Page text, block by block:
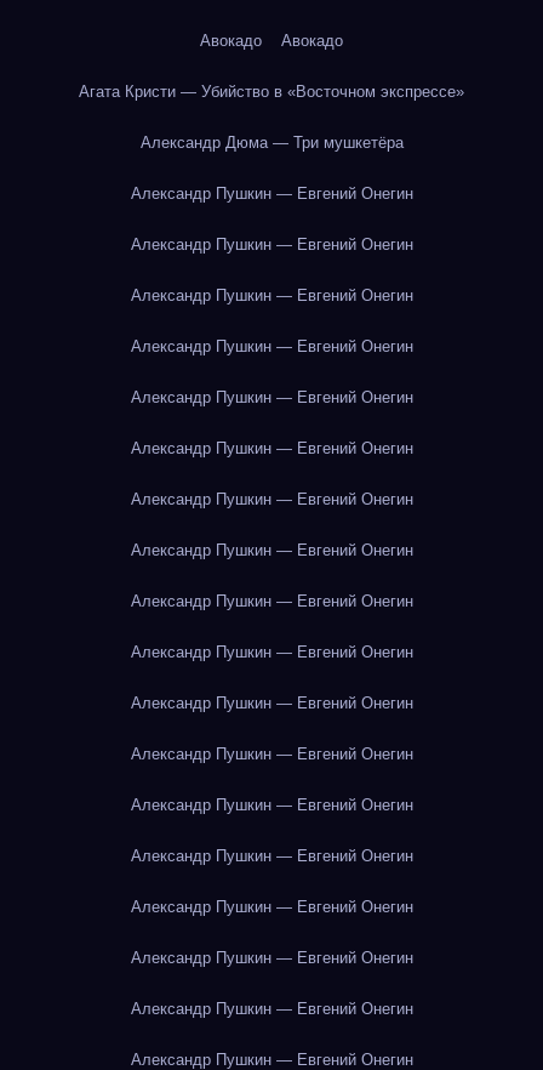
Авокадо Авокадо
Агата Кристи — Убийство в «Восточном экспрессе»
Александр Дюма — Три мушкетёра
Александр Пушкин — Евгений Онегин
Александр Пушкин — Евгений Онегин
Александр Пушкин — Евгений Онегин
Александр Пушкин — Евгений Онегин
Александр Пушкин — Евгений Онегин
Александр Пушкин — Евгений Онегин
Александр Пушкин — Евгений Онегин
Александр Пушкин — Евгений Онегин
Александр Пушкин — Евгений Онегин
Александр Пушкин — Евгений Онегин
Александр Пушкин — Евгений Онегин
Александр Пушкин — Евгений Онегин
Александр Пушкин — Евгений Онегин
Александр Пушкин — Евгений Онегин
Александр Пушкин — Евгений Онегин
Александр Пушкин — Евгений Онегин
Александр Пушкин — Евгений Онегин
Александр Пушкин — Евгений Онегин